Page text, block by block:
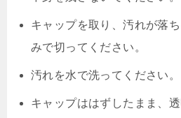
キャップを取り、汚れが落
みで切ってください。
汚れを水で洗ってください。
キャップははずしたまま、